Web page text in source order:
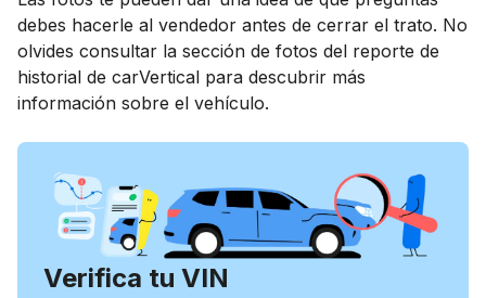
debes hacerle al vendedor antes de cerrar el trato. No
olvides consultar la sección de fotos del reporte de
historial de carVertical para descubrir más
información sobre el vehículo.
Verifica tu VIN